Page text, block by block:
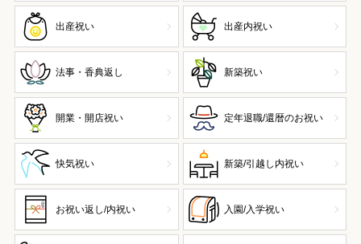
出産祝い 出産内祝い
法事・香典返し 新築祝い
開業・開店祝い 定年退職/還暦のお祝い
快気祝い 新築/引越し内祝い
お祝い返し/内祝い 入園/入学祝い